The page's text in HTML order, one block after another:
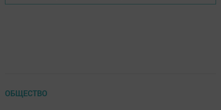
ОБЩЕСТВО